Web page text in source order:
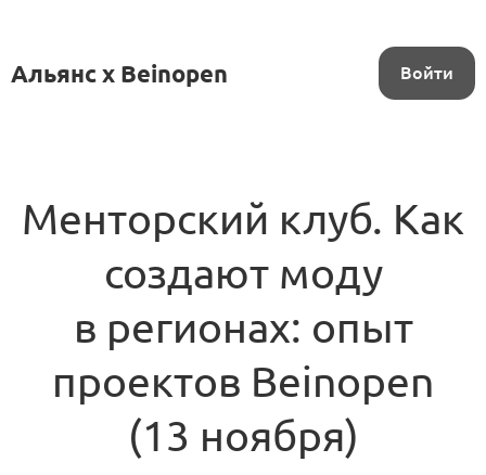
Альянс x Beinopen Войти
Менторский клуб. Как
создают моду
в регионах: опыт
проектов Beinopen
(13 ноября)